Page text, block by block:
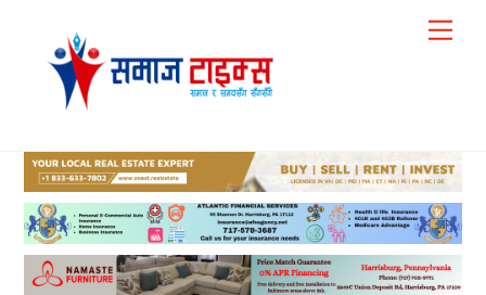
content